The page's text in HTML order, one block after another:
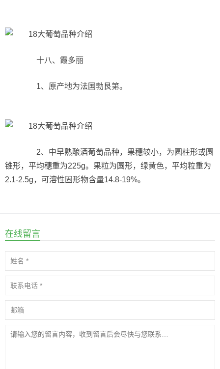
十八、霞多丽
1、原产地为法国勃艮第。
2、中早熟酿酒葡萄品种，果穗较小，为圆柱形或圆
锥形，平均穗重为225g。果粒为圆形，绿黄色，平均粒重为
2.1-2.5g，可溶性固形物含量14.8-19%。
在线留言